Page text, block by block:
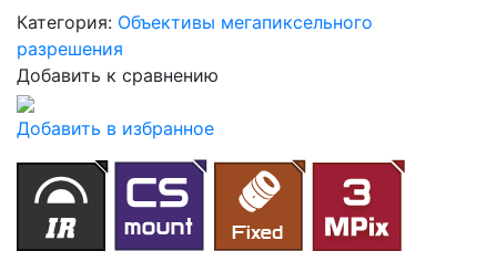
Категория: Объективы мегапиксельного
разрешения
Добавить к сравнению
Добавить в избранное